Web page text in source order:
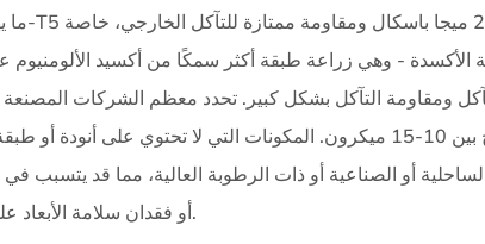
ما
ومقاومة ممتازة للتآكل الخارجي، خاصة
الأكسدة - وهي زراعة طبقة أكثر سمكًا من أكسيد الألومنيوم
ومقاومة التآكل بشكل كبير. تحدد معظم الشركات
الطيبة سمك أنودة يتراوح بين 10-15 ميكرون. المكونات التي لا تحتوي
أو الصناعية أو ذات الرطوبة العالية، مما قد يتسبب
أو فقدان سلامة الأبعاد على مدى عمر خدمة يبلغ 25 عامًا.